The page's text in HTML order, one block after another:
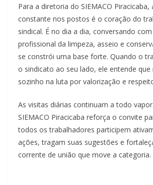
Para a diretoria do SIEMACO Piracicaba,
constante nos postos é o coração do
sindical. É no dia a dia, conversando
profissional da limpeza, asseio e
se constrói uma base forte. Quando o
o sindicato ao seu lado, ele entende que
sozinho na luta por valorização e
As visitas diárias continuam a todo
SIEMACO Piracicaba reforça o convite
todos os trabalhadores participem
ações, tragam suas sugestões e
corrente de união que move a categoria.